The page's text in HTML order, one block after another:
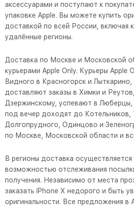
аксессуарами и поступают к
упаковке Apple. Вы можете купить
доставкой по всей России, включая
удалённые регионы.
Доставка по Москве и Московской
курьерами Apple Only. Курьеры Apple
Видного в Красногорск и
доставляют заказы в Химки и
Дзержинскому, успевают в
под вечер доходят до Котельников,
Долгопрудного, Одинцово и
по Москве, Московской области и
В регионы доставка
возможностью отслеживания
получения. Независимо от места
заказать iPhone X недорого и быть
оригинальности. Все предложения в